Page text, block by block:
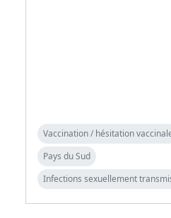
Vaccination / hésitation
Pays du Sud
Infections sexuellement